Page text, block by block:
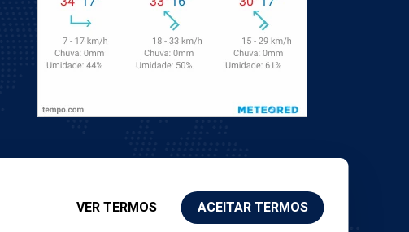
VER TERMOS ACEITAR TERMOS